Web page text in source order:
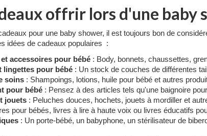
offrir lors d'une baby
pour une baby shower, il est toujours bon de
idées de cadeaux populaires :
accessoires pour bébé : Body, bonnets, chaussettes,
lingettes pour bébé : Un stock de couches de différentes
soins : Shampoings, lotions, huile pour bébé et autres
pour bébé : Pensez à des articles tels qu'une baignoire
jouets : Peluches douces, hochets, jouets à mordiller et
pour bébés, livres à lire à haute voix ou livres éducatifs
: Un porte-bébé, un babyphone, un stérilisateur de